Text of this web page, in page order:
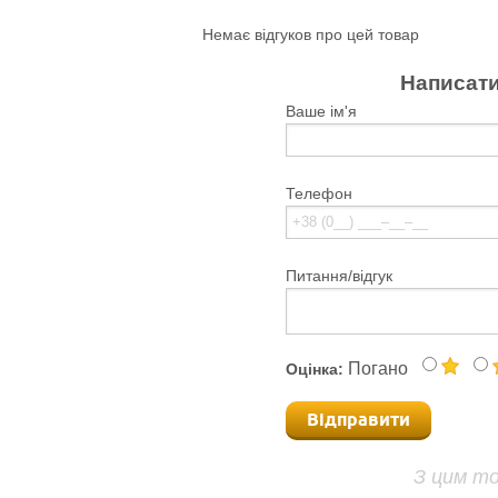
Немає відгуков про цей товар
Ваше ім'я
Телефон
Питання/відгук
Оцінка: Погано
Відправити
З цим